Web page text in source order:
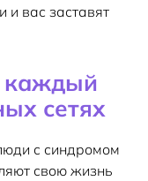
и вас заставят
каждый
сетях
с синдромом
свою жизнь